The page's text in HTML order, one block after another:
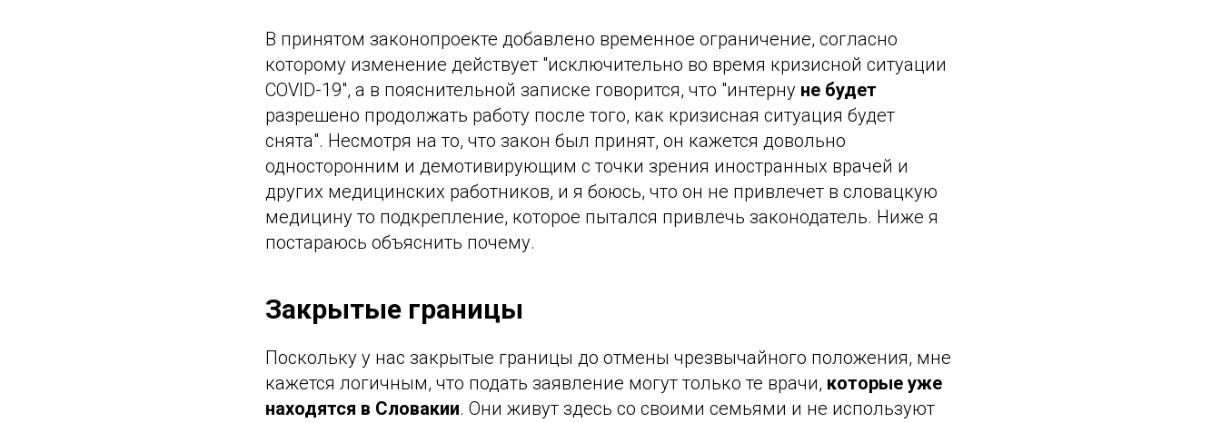
В принятом законопроекте добавлено временное ограничение, согласно
которому изменение действует "исключительно во время кризисной ситуации
COVID-19", а в пояснительной записке говорится, что "интерну не будет
разрешено продолжать работу после того, как кризисная ситуация будет
снята". Несмотря на то, что закон был принят, он кажется довольно
односторонним и демотивирующим с точки зрения иностранных врачей и
других медицинских работников, и я боюсь, что он не привлечет в словацкую
медицину то подкрепление, которое пытался привлечь законодатель. Ниже я
постараюсь объяснить почему.
Закрытые границы
Поскольку у нас закрытые границы до отмены чрезвычайного положения, мне
кажется логичным, что подать заявление могут только те врачи, которые уже
находятся в Словакии. Они живут здесь со своими семьями и не используют